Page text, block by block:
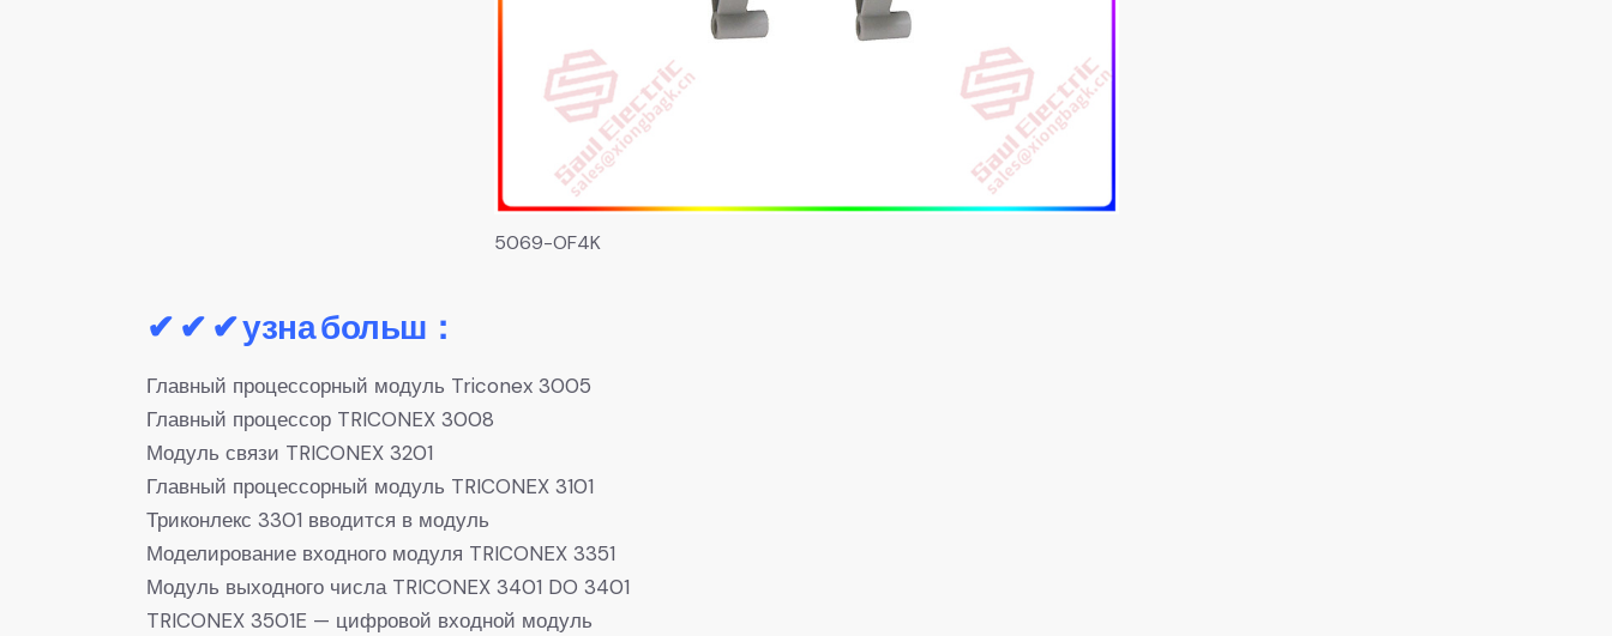
5069-OF4K
✔ ✔ ✔ узна больш：
Главный процессорный модуль Triconex 3005
Главный процессор TRICONEX 3008
Модуль связи TRICONEX 3201
Главный процессорный модуль TRICONEX 3101
Триконлекс 3301 вводится в модуль
Моделирование входного модуля TRICONEX 3351
Модуль выходного числа TRICONEX 3401 DO 3401
TRICONEX 3501E — цифровой входной модуль